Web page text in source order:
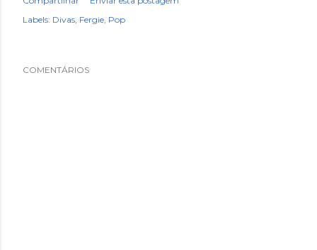
Labels: Divas Fergie Pop
COMENTÁRIOS